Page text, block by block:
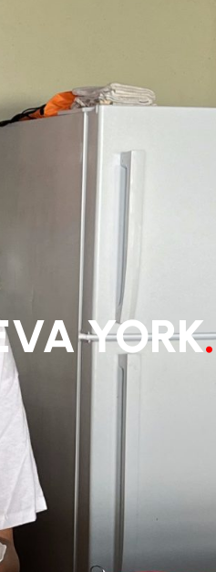
YORK.